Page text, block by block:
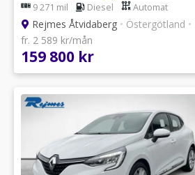
9 271 mil Diesel Automat
Rejmes Åtvidaberg • Östergötland •
fr. 2 589 kr/mån
159 800 kr